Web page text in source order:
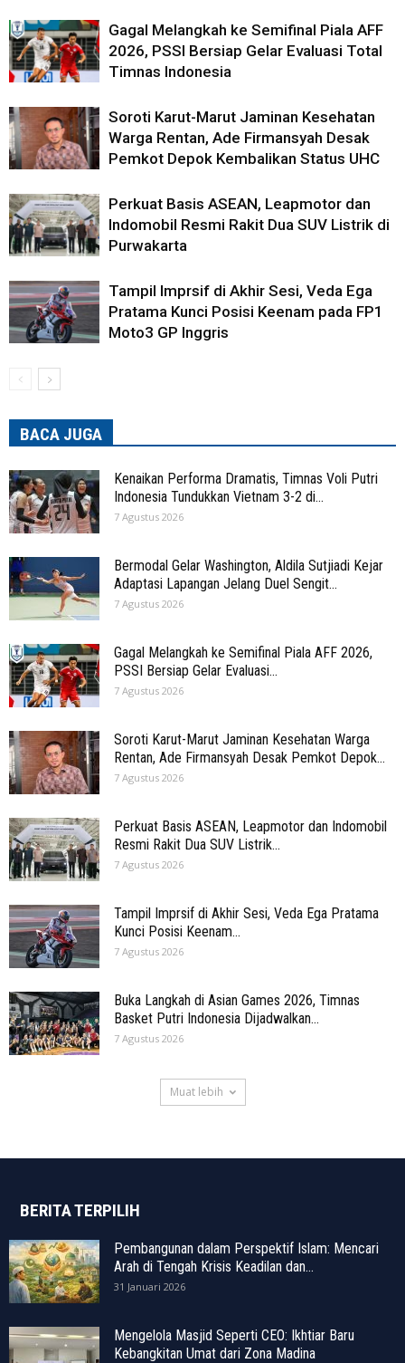
Gagal Melangkah ke Semifinal Piala AFF
2026, PSSI Bersiap Gelar Evaluasi Total
Timnas Indonesia
Soroti Karut-Marut Jaminan Kesehatan
Warga Rentan, Ade Firmansyah Desak
Pemkot Depok Kembalikan Status UHC
Perkuat Basis ASEAN, Leapmotor dan
Indomobil Resmi Rakit Dua SUV Listrik di
Purwakarta
Tampil Imprsif di Akhir Sesi, Veda Ega
Pratama Kunci Posisi Keenam pada FP1
Moto3 GP Inggris
BACA JUGA
Kenaikan Performa Dramatis, Timnas Voli Putri
Indonesia Tundukkan Vietnam 3-2 di...
7 Agustus 2026
Bermodal Gelar Washington, Aldila Sutjiadi Kejar
Adaptasi Lapangan Jelang Duel Sengit...
7 Agustus 2026
Gagal Melangkah ke Semifinal Piala AFF 2026,
PSSI Bersiap Gelar Evaluasi...
7 Agustus 2026
Soroti Karut-Marut Jaminan Kesehatan Warga
Rentan, Ade Firmansyah Desak Pemkot Depok...
7 Agustus 2026
Perkuat Basis ASEAN, Leapmotor dan Indomobil
Resmi Rakit Dua SUV Listrik...
7 Agustus 2026
Tampil Imprsif di Akhir Sesi, Veda Ega Pratama
Kunci Posisi Keenam...
7 Agustus 2026
Buka Langkah di Asian Games 2026, Timnas
Basket Putri Indonesia Dijadwalkan...
7 Agustus 2026
Muat lebih
BERITA TERPILIH
Pembangunan dalam Perspektif Islam: Mencari
Arah di Tengah Krisis Keadilan dan...
31 Januari 2026
Mengelola Masjid Seperti CEO: Ikhtiar Baru
Kebangkitan Umat dari Zona Madina